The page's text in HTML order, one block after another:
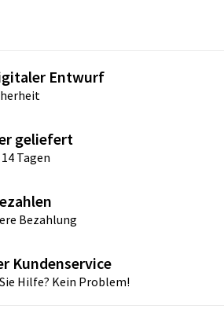
Entwurf
geliefert
Tagen
Bezahlung
Kundenservice
Hilfe? Kein Problem!